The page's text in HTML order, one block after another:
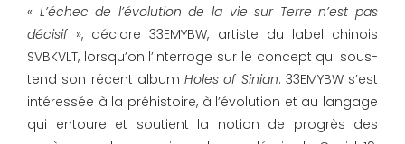
« L’échec de l’évolution de la vie sur Terre n’est pas
décisif », déclare 33EMYBW, artiste du label chinois
SVBKVLT, lorsqu’on l’interroge sur le concept qui sous-
tend son récent album Holes of Sinian. 33EMYBW s’est
intéressée à la préhistoire, à l’évolution et au langage
qui entoure et soutient la notion de progrès des